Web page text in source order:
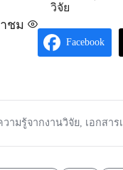
วิจัย
ชม
Facebook
ามรู้จากงานวิจัย เอกสาร